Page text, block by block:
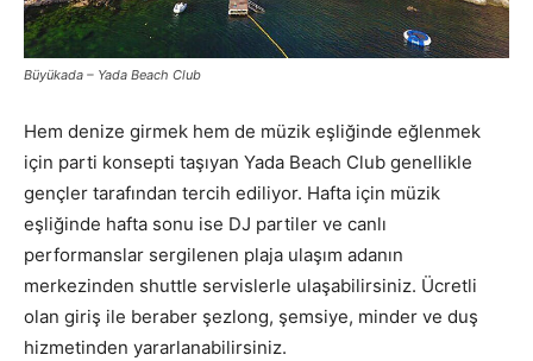
Büyükada – Yada Beach Club
Hem denize girmek hem de müzik eşliğinde eğlenmek
için parti konsepti taşıyan Yada Beach Club genellikle
gençler tarafından tercih ediliyor. Hafta için müzik
eşliğinde hafta sonu ise DJ partiler ve canlı
performanslar sergilenen plaja ulaşım adanın
merkezinden shuttle servislerle ulaşabilirsiniz. Ücretli
olan giriş ile beraber şezlong, şemsiye, minder ve duş
hizmetinden yararlanabilirsiniz.